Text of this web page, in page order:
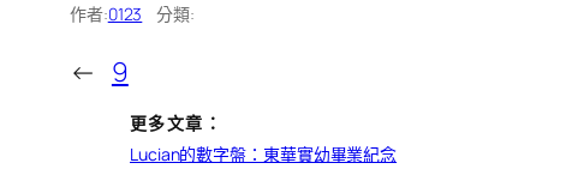
作者:0123 分類:
← 9
更多文章：
Lucian的數字盤：東華實幼畢業紀念